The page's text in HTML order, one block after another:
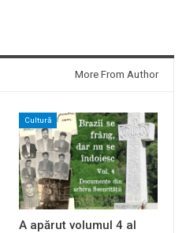
More From Author
Cultură
A apărut volumul 4 al